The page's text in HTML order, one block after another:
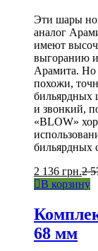
Эти шары
аналог
имеют
выгоранию и
Арамита. Но
похожи,
бильярдных
и звонкий,
«BLOW»
бильярдных
2 136 грн.2
В корзину
68 мм